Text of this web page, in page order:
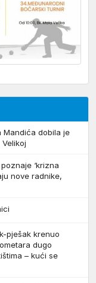
Mandića dobila je
poznaje ‘krizna
nove radnike,
pješak krenuo
dugo
– kući se